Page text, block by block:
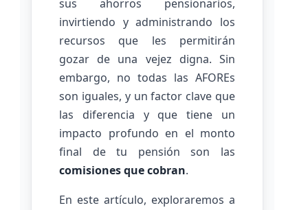
sus ahorros pensionarios,
invirtiendo y administrando los
recursos que les permitirán
gozar de una vejez digna. Sin
embargo, no todas las AFOREs
son iguales, y un factor clave que
las diferencia y que tiene un
impacto profundo en el monto
final de tu pensión son las
comisiones que cobran.
En este artículo, exploraremos a